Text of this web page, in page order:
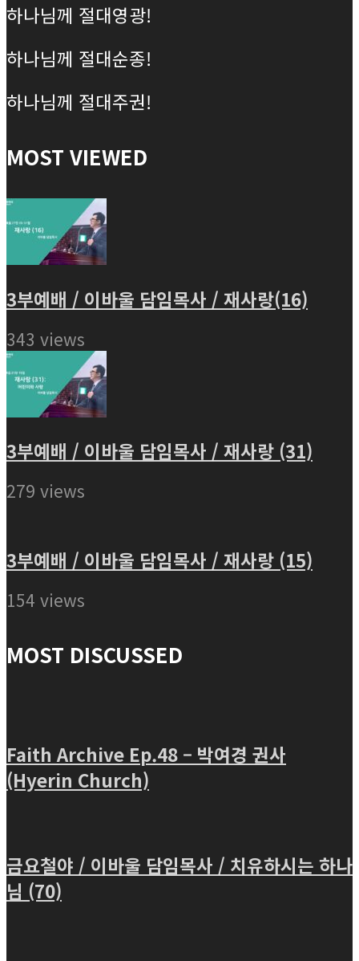
하나님께 절대영광!
하나님께 절대순종!
하나님께 절대주권!
MOST VIEWED
3부예배 / 이바울 담임목사 / 재사랑(16)
343 views
3부예배 / 이바울 담임목사 / 재사랑 (31)
279 views
3부예배 / 이바울 담임목사 / 재사랑 (15)
154 views
MOST DISCUSSED
Faith Archive Ep.48 – 박여경 권사
(Hyerin Church)
금요철야 / 이바울 담임목사 / 치유하시는 하나
님 (70)